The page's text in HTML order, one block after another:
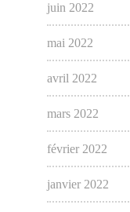
juin 2022
mai 2022
avril 2022
mars 2022
février 2022
janvier 2022